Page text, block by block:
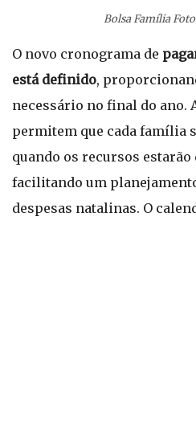
Bolsa Família
O novo cronograma de
está definido,
necessário no final do ano.
permitem que cada família
quando os recursos
facilitando um
despesas natalinas. O